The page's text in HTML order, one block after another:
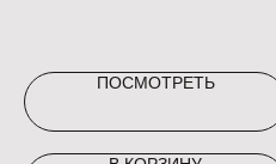
ПОСМОТРЕТЬ